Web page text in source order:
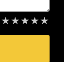
★
★
★
★
★